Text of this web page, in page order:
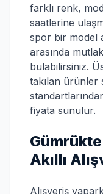
farklı renk,
saatlerine
spor bir model
arasında
bulabilirsiniz.
takılan ürünler
fiyata sunulur.
Akıllı
Alışveriş